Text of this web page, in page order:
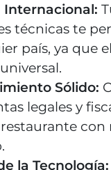
Internacional:
técnicas te
país, ya que
Sólido:
legales y
con
la Tecnología: